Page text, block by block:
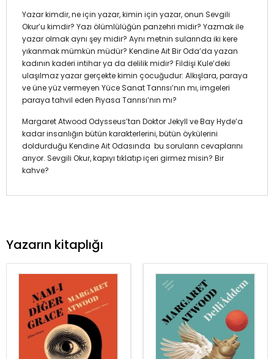
Yazar kimdir, ne için yazar, kimin için yazar, onun Sevgili
Okur’u kimdir? Yazı ölümlülüğün panzehri midir? Yazmak ile
yazar olmak aynı şey midir? Aynı metnin sularında iki kere
yıkanmak mümkün müdür? Kendine Ait Bir Oda’da yazan
kadının kaderi intihar ya da delilik midir? Fildişi Kule’deki
ulaşılmaz yazar gerçekte kimin çocuğudur: Alkışlara, paraya
ve üne yüz vermeyen Yüce Sanat Tanrısı’nın mı, imgeleri
paraya tahvil eden Piyasa Tanrısı’nın mı?
Margaret Atwood Odysseus’tan Doktor Jekyll ve Bay Hyde’a
kadar insanlığın bütün karakterlerini, bütün öykülerini
doldurduğu Kendine Ait Odasında bu soruların cevaplarını
arıyor. Sevgili Okur, kapıyı tıklatıp içeri girmez misin? Bir
kahve?
Yazarın kitaplığı